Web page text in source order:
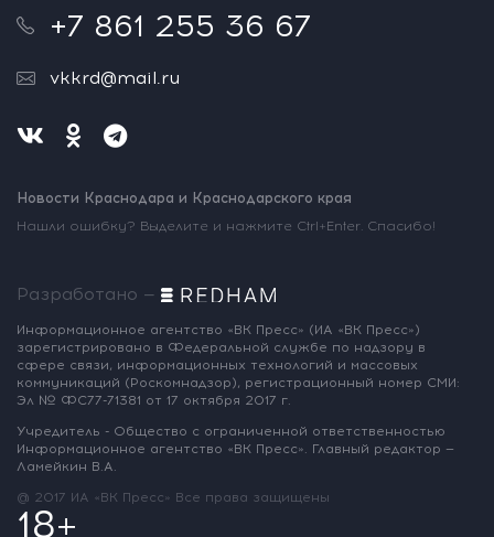
+7 861 255 36 67
vkkrd@mail.ru
Новости Краснодара и Краснодарского края
Нашли ошибку? Выделите и нажмите Ctrl+Enter. Спасибо!
Разработано —
Информационное агентство «ВК Пресс» (ИА «ВК Пресс»)
зарегистрировано в Федеральной службе по надзору в
сфере связи, информационных технологий и массовых
коммуникаций (Роскомнадзор), регистрационный номер СМИ:
Эл № ФС77-71381 от 17 октября 2017 г.
Учредитель - Общество с ограниченной ответственностью
Информационное агентство «ВК Пресс». Главный редактор —
Ламейкин В.А.
@ 2017 ИА «ВК Пресс» Все права защищены
18+